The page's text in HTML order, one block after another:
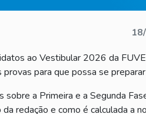
ao Vestibular 2026 da
provas para que possa se
sobre a Primeira e a Segunda
da redação e como é calculada a